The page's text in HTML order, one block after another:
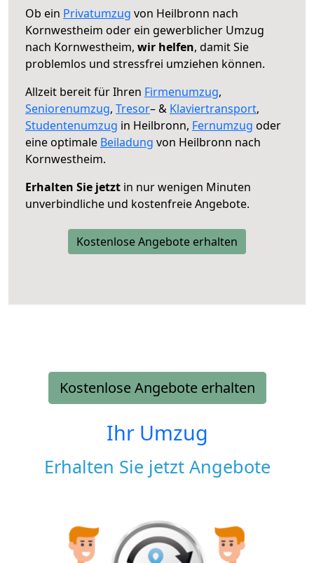
Ob ein Privatumzug von Heilbronn nach
Kornwestheim oder ein gewerblicher Umzug
nach Kornwestheim, wir helfen, damit Sie
problemlos und stressfrei umziehen können.
Allzeit bereit für Ihren Firmenumzug,
Seniorenumzug, Tresor– & Klaviertransport,
Studentenumzug in Heilbronn, Fernumzug oder
eine optimale Beiladung von Heilbronn nach
Kornwestheim.
Erhalten Sie jetzt in nur wenigen Minuten
unverbindliche und kostenfreie Angebote.
Kostenlose Angebote erhalten
Kostenlose Angebote erhalten
Ihr Umzug
Erhalten Sie jetzt Angebote